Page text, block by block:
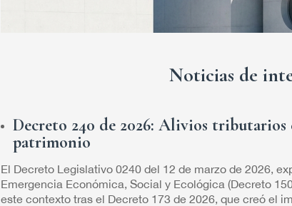
Noticias de
Decreto 240 de 2026: Alivios tributarios
patrimonio
El Decreto Legislativo 0240 del 12 de marzo de 2026,
Emergencia Económica, Social y Ecológica (Decreto
este contexto tras el Decreto 173 de 2026, que creó el